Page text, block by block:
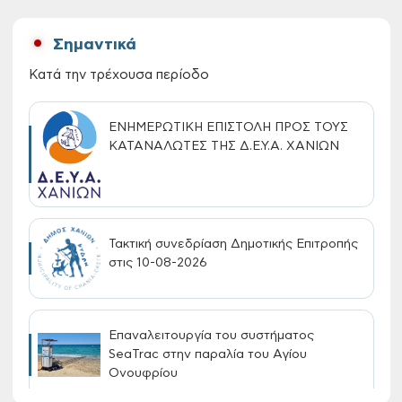
Σημαντικά
Κατά την τρέχουσα περίοδο
ΕΝΗΜΕΡΩΤΙΚΗ ΕΠΙΣΤΟΛΗ ΠΡΟΣ ΤΟΥΣ
ΚΑΤΑΝΑΛΩΤΕΣ ΤΗΣ Δ.Ε.Υ.Α. ΧΑΝΙΩΝ
Τακτική συνεδρίαση Δημοτικής Επιτροπής
στις 10-08-2026
Επαναλειτουργία του συστήματος
SeaTrac στην παραλία του Αγίου
Ονουφρίου